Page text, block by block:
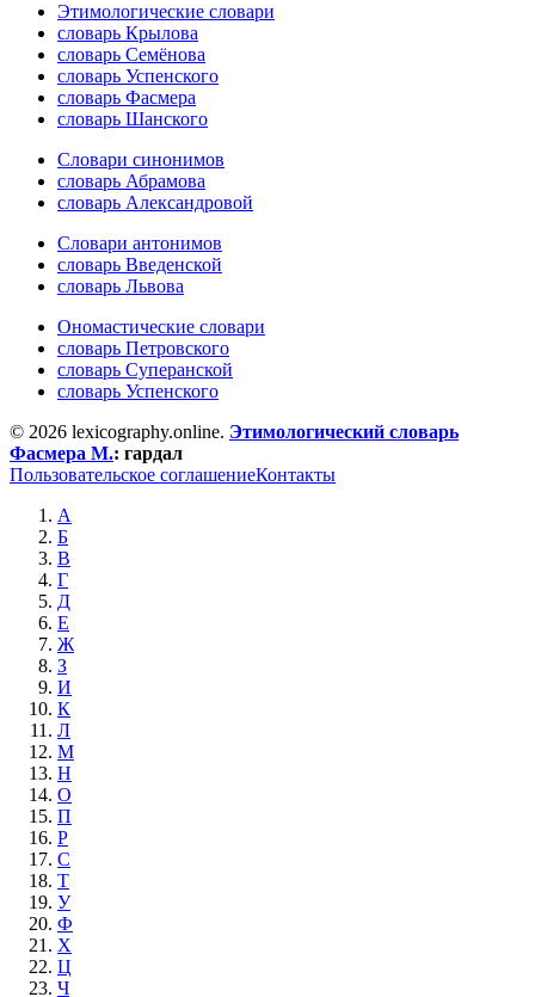
Этимологические словари
словарь Крылова
словарь Семёнова
словарь Успенского
словарь Фасмера
словарь Шанского
Словари синонимов
словарь Абрамова
словарь Александровой
Словари антонимов
словарь Введенской
словарь Львова
Ономастические словари
словарь Петровского
словарь Суперанской
словарь Успенского
© 2026 lexicography.online. Этимологический словарь
Фасмера М.: гардал
Пользовательское соглашениеКонтакты
А
Б
В
Г
Д
Е
Ж
З
И
К
Л
М
Н
О
П
Р
С
Т
У
Ф
Х
Ц
Ч